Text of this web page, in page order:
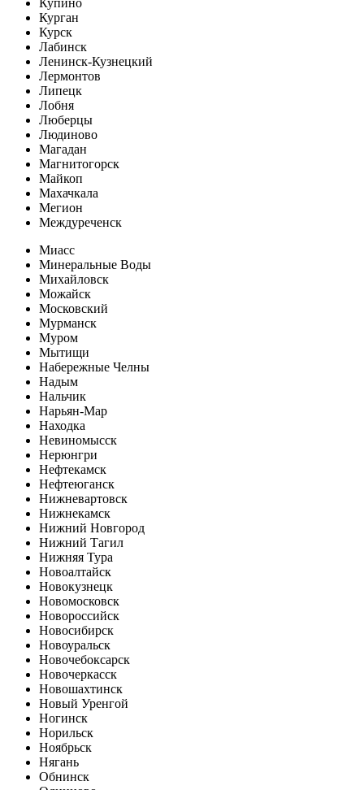
Курган
Курск
Лабинск
Ленинск-Кузнецкий
Лермонтов
Липецк
Лобня
Люберцы
Людиново
Магадан
Магнитогорск
Майкоп
Махачкала
Мегион
Междуреченск
Миасс
Минеральные Воды
Михайловск
Можайск
Московский
Мурманск
Муром
Мытищи
Набережные Челны
Надым
Нальчик
Нарьян-Мар
Находка
Невиномысск
Нерюнгри
Нефтекамск
Нефтеюганск
Нижневартовск
Нижнекамск
Нижний Новгород
Нижний Тагил
Нижняя Тура
Новоалтайск
Новокузнецк
Новомосковск
Новороссийск
Новосибирск
Новоуральск
Новочебоксарск
Новочеркасск
Новошахтинск
Новый Уренгой
Ногинск
Норильск
Ноябрьск
Нягань
Обнинск